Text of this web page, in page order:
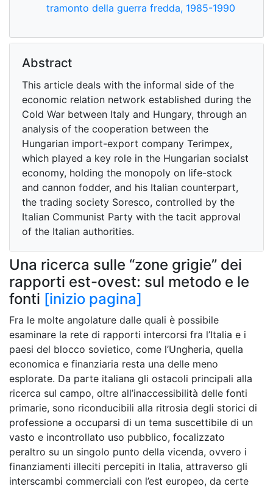
tramonto della guerra fredda, 1985-1990
Abstract
This article deals with the informal side of the
economic relation network established during the
Cold War between Italy and Hungary, through an
analysis of the cooperation between the
Hungarian import-export company Terimpex,
which played a key role in the Hungarian socialst
economy, holding the monopoly on life-stock
and cannon fodder, and his Italian counterpart,
the trading society Soresco, controlled by the
Italian Communist Party with the tacit approval
of the Italian authorities.
Una ricerca sulle “zone grigie” dei
rapporti est-ovest: sul metodo e le
fonti [inizio pagina]
Fra le molte angolature dalle quali è possibile
esaminare la rete di rapporti intercorsi fra l’Italia e i
paesi del blocco sovietico, come l’Ungheria, quella
economica e finanziaria resta una delle meno
esplorate. Da parte italiana gli ostacoli principali alla
ricerca sul campo, oltre all’inaccessibilità delle fonti
primarie, sono riconducibili alla ritrosia degli storici di
professione a occuparsi di un tema suscettibile di un
vasto e incontrollato uso pubblico, focalizzato
peraltro su un singolo punto della vicenda, ovvero i
finanziamenti illeciti percepiti in Italia, attraverso gli
interscambi commerciali con l’est europeo, da certe